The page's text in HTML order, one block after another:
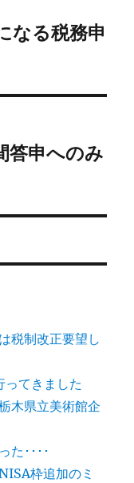
なる税務申
申へのみ
税制改正要望し
てきました
木県立美術館企
た････
枠追加のミ